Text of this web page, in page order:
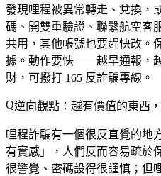
發現哩程被異常轉走、兌換，
碼、開雙重驗證、聯繫航空客
共用，其他帳號也要趕快改。
據。動作要快——越早通報，
財，可撥打 165 反詐騙專線。
逆向觀點：越有價值的東西
哩程詐騙有一個很反直覺的地
有實感」，人們反而容易疏於
很警覺、密碼設得很謹慎；